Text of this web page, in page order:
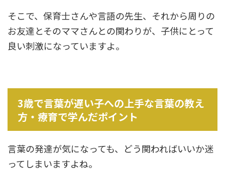
そこで、保育士さんや言語の先生、それから周りの
お友達とそのママさんとの関わりが、子供にとって
良い刺激になっていますよ。
3歳で言葉が遅い子への上手な言葉の教え
方・療育で学んだポイント
言葉の発達が気になっても、どう関わればいいか迷
ってしまいますよね。